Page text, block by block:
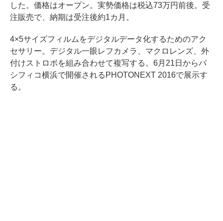
した。価格はオープン。実勢価格は税込73万円前後。受
注販売で、納期は受注後約1カ月。
4×5サイズフィルムをデジタルデータ化するためのアク
セサリー。デジタル一眼レフカメラ、マクロレンズ、外
付けストロボを組み合わせて複写する。6月21日からパ
シフィコ横浜で開催されるPHOTONEXT 2016で展示す
る。